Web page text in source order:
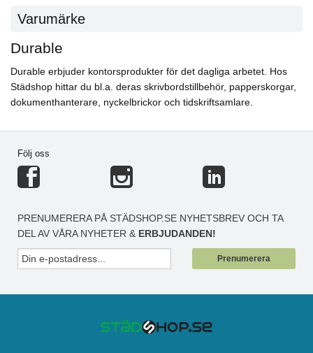
Varumärke
Durable
Durable erbjuder kontorsprodukter för det dagliga arbetet. Hos
Städshop hittar du bl.a. deras skrivbordstillbehör, papperskorgar,
dokumenthanterare, nyckelbrickor och tidskriftsamlare.
Följ oss
PRENUMERERA PÅ STÄDSHOP.SE NYHETSBREV OCH TA
DEL AV VÅRA NYHETER & ERBJUDANDEN!
Prenumerera